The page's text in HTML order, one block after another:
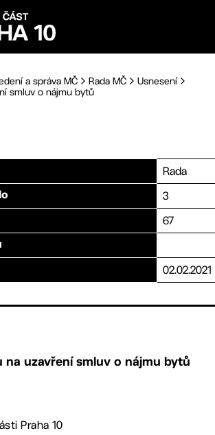
obsah
a správa MČ Rada MČ
Usnesení
smluv o nájmu bytů
Rada
3
67
02.02.2021
na uzavření smluv o nájmu bytů
Praha 10